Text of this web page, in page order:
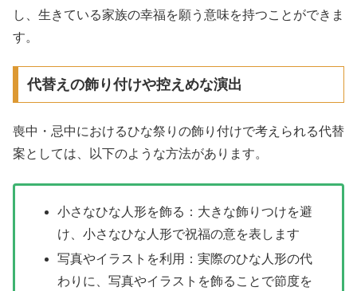
し、生きている家族の幸福を願う意味を持つことができま
す。
代替えの飾り付けや控えめな演出
喪中・忌中におけるひな祭りの飾り付けで考えられる代替
案としては、以下のような方法があります。
小さなひな人形を飾る：大きな飾りつけを避
け、小さなひな人形で祝福の意を表します
写真やイラストを利用：実際のひな人形の代
わりに、写真やイラストを飾ることで節度を